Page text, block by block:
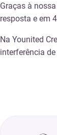
Graças à
resposta e em
Na Younited
interferência